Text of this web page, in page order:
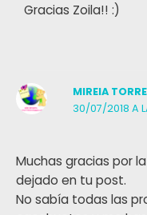
Gracias Zoila!! :)
MIREIA
30/07/2018 A
Muchas gracias por
dejado en tu post.
No sabía todas las